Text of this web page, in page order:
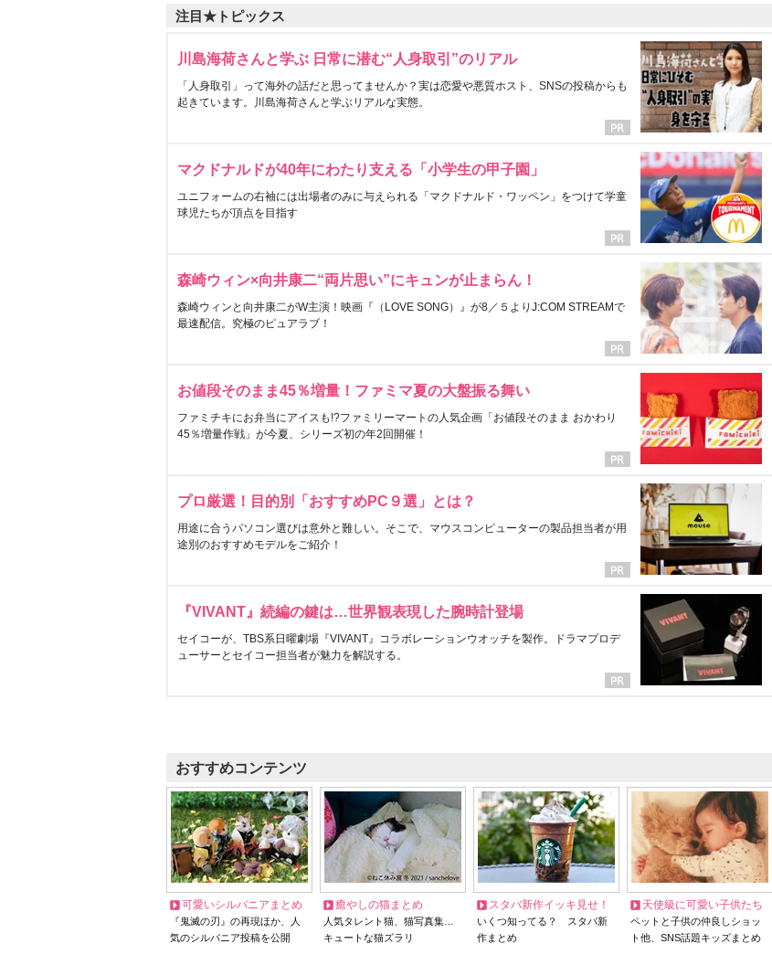
注目★トピックス
川島海荷さんと学ぶ 日常に潜む“人身取引”のリアル
「人身取引」って海外の話だと思ってませんか？実は恋愛や悪質ホスト、SNSの投稿からも
起きています。川島海荷さんと学ぶリアルな実態。
マクドナルドが40年にわたり支える「小学生の甲子園」
ユニフォームの右袖には出場者のみに与えられる「マクドナルド・ワッペン」をつけて学童
球児たちが頂点を目指す
森崎ウィン×向井康二“両片思い”にキュンが止まらん！
森崎ウィンと向井康二がW主演！映画『（LOVE SONG）』が8／５よりJ:COM STREAMで
最速配信。究極のピュアラブ！
お値段そのまま45％増量！ファミマ夏の大盤振る舞い
ファミチキにお弁当にアイスも!?ファミリーマートの人気企画「お値段そのまま おかわり
45％増量作戦」が今夏、シリーズ初の年2回開催！
プロ厳選！目的別「おすすめPC９選」とは？
用途に合うパソコン選びは意外と難しい。そこで、マウスコンピューターの製品担当者が用
途別のおすすめモデルをご紹介！
『VIVANT』続編の鍵は…世界観表現した腕時計登場
セイコーが、TBS系日曜劇場『VIVANT』コラボレーションウオッチを製作。ドラマプロデ
ューサーとセイコー担当者が魅力を解説する。
おすすめコンテンツ
可愛いシルバニアまとめ
『鬼滅の刃』の再現ほか、人
気のシルバニア投稿を公開
癒やしの猫まとめ
人気タレント猫、猫写真集…
キュートな猫ズラリ
スタバ新作イッキ見せ！
いくつ知ってる？ スタバ新
作まとめ
天使級に可愛い子供たち
ペットと子供の仲良しショッ
ト他、SNS話題キッズまとめ